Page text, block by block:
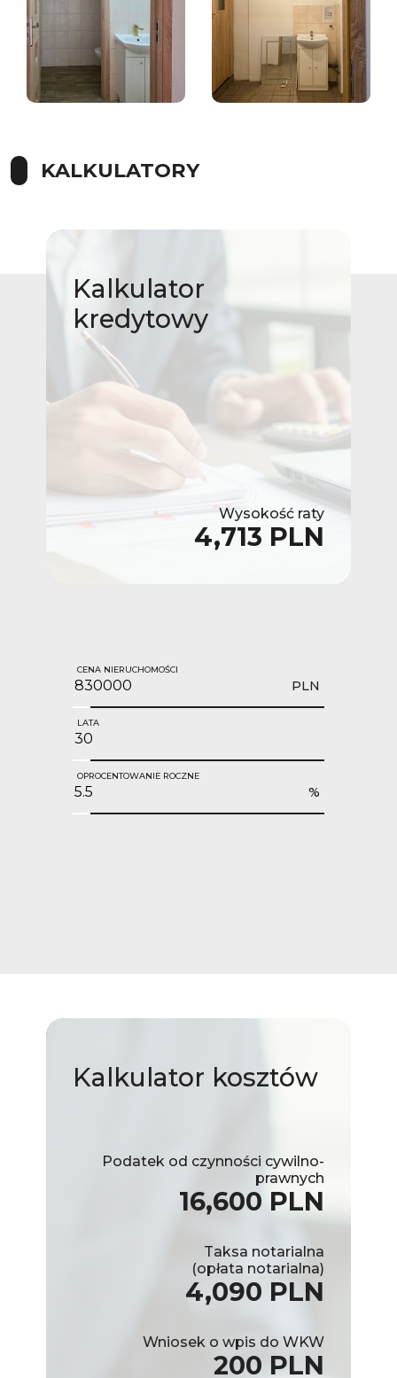
KALKULATORY
Kalkulator
kredytowy
Wysokość raty
4,713 PLN
CENA NIERUCHOMOŚCI
PLN
LATA
OPROCENTOWANIE ROCZNE
%
Kalkulator kosztów
Podatek od czynności cywilno-
prawnych
16,600 PLN
Taksa notarialna
(opłata notarialna)
4,090 PLN
Wniosek o wpis do WKW
200 PLN